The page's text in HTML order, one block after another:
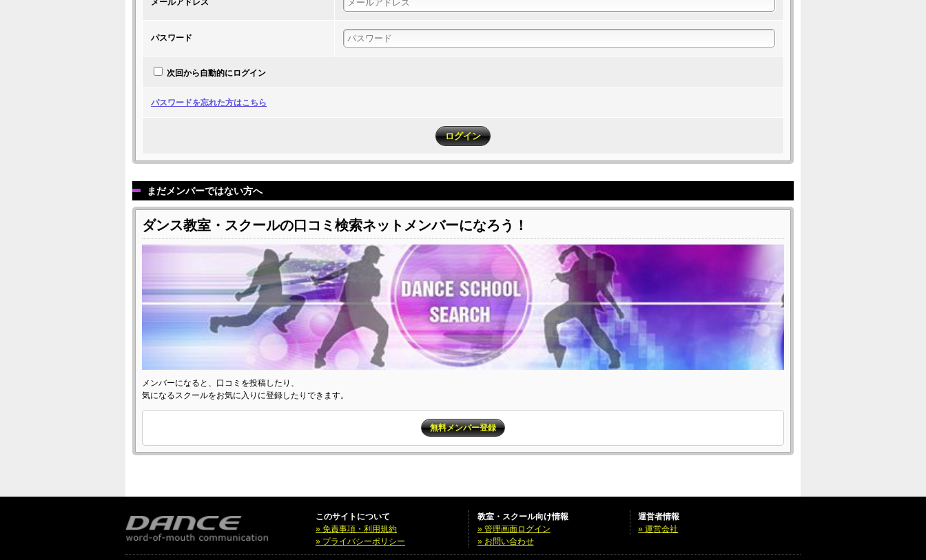
メールアドレス
パスワード
次回から自動的にログイン
パスワードを忘れた方はこちら
まだメンバーではない方へ
ダンス教室・スクールの口コミ検索ネットメンバーになろう！
メンバーになると、口コミを投稿したり、
気になるスクールをお気に入りに登録したりできます。
無料メンバー登録
このサイトについて
» 免責事項・利用規約
» プライバシーポリシー
教室・スクール向け情報
» 管理画面ログイン
» お問い合わせ
運営者情報
» 運営会社